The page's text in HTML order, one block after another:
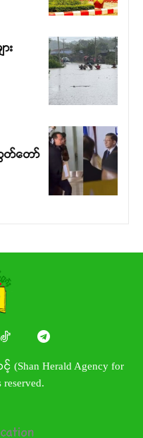
း
တ်တော်
Herald Agency for